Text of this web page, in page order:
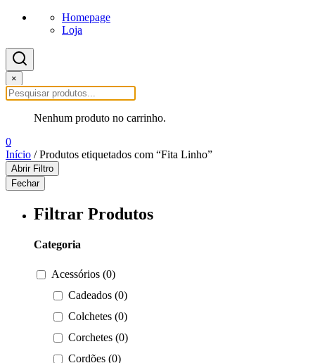
Homepage
Loja
×
Nenhum produto no carrinho.
0
Início / Produtos etiquetados com “Fita Linho”
Abrir Filtro
Fechar
Filtrar Produtos
Categoria
Acessórios (0)
Cadeados (0)
Colchetes (0)
Corchetes (0)
Cordões (0)